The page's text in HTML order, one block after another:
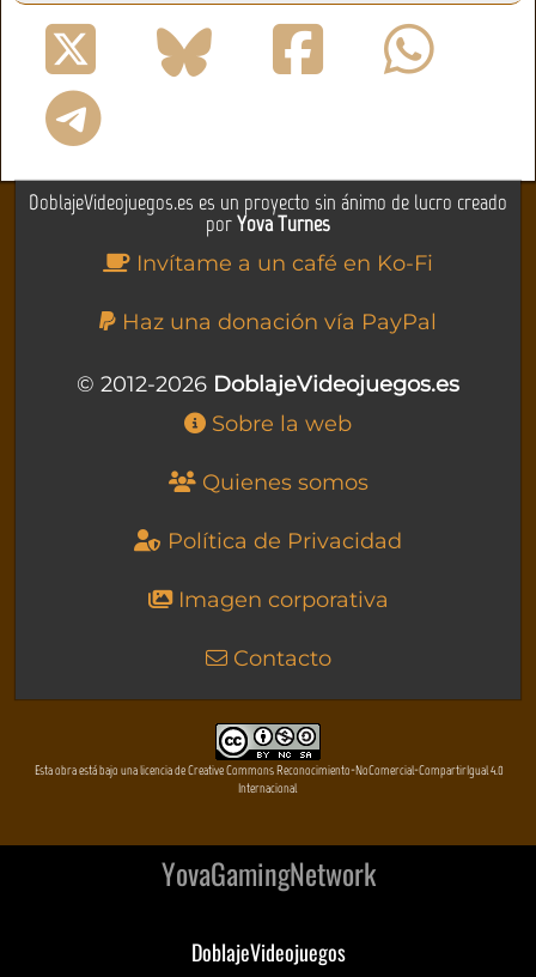
DoblajeVideojuegos.es es un proyecto sin ánimo de lucro creado
porYova Turnes
Invítame a un café en Ko-Fi
Haz una donación vía PayPal
© 2012-2026 DoblajeVideojuegos.es
Sobre la web
Quienes somos
Política de Privacidad
Imagen corporativa
Contacto
Esta obra está bajo una licencia de Creative Commons Reconocimiento-NoComercial-CompartirIgual 4.0
Internacional
YovaGamingNetwork
DoblajeVideojuegos